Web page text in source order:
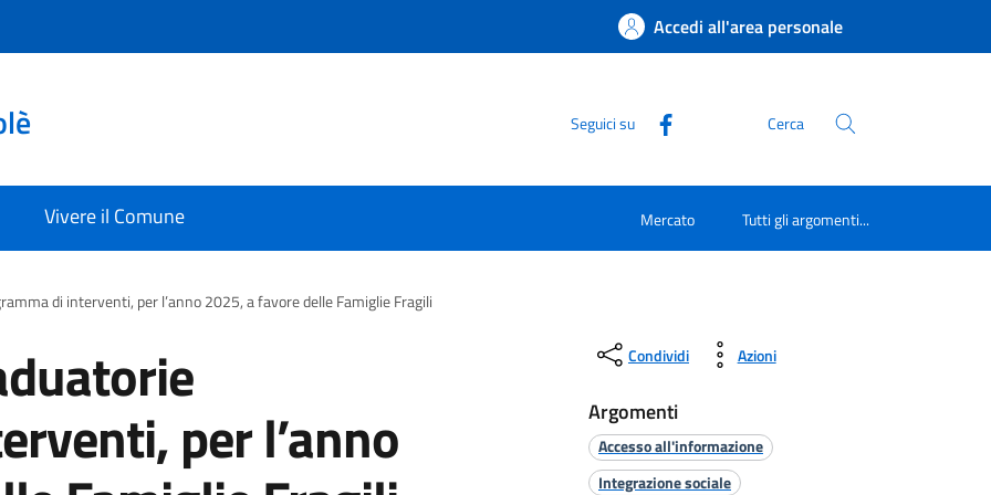
Accedi all'area personale
Seguici su Cerca
Vivere il Comune Mercato Tutti gli argomenti...
di interventi, per l’anno 2025, a favore delle Famiglie Fragili
per l’anno
Condividi Azioni
Argomenti
Accesso all'informazione
Integrazione sociale